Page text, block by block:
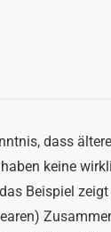
dass
keine
Beispiel